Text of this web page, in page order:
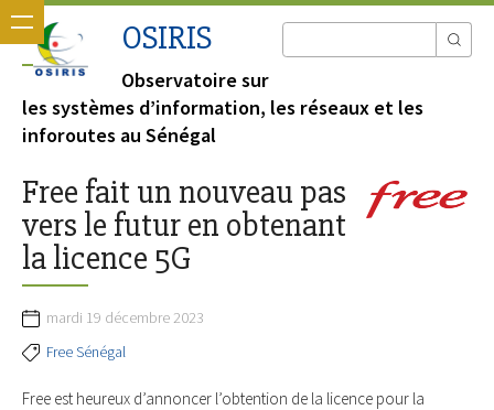
OSIRIS
Observatoire sur
les systèmes d’information, les réseaux et les
inforoutes au Sénégal
Free fait un nouveau pas
vers le futur en obtenant
la licence 5G
mardi 19 décembre 2023
Free Sénégal
Free est heureux d’annoncer l’obtention de la licence pour la